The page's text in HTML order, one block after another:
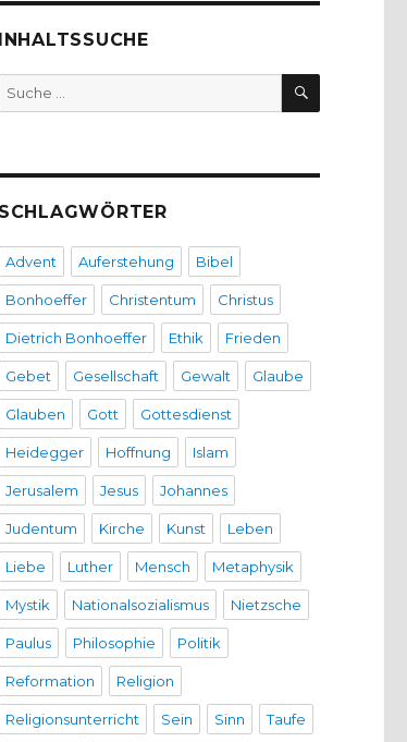
INHALTSSUCHE
Suche
SUCHEN
SCHLAGWÖRTER
Advent Auferstehung Bibel
Bonhoeffer Christentum Christus
Dietrich Bonhoeffer Ethik Frieden
Gebet Gesellschaft Gewalt Glaube
Glauben Gott Gottesdienst
Heidegger Hoffnung Islam
Jerusalem Jesus Johannes
Judentum Kirche Kunst Leben
Liebe Luther Mensch Metaphysik
Mystik Nationalsozialismus Nietzsche
Paulus Philosophie Politik
Reformation Religion
Religionsunterricht Sein Sinn Taufe